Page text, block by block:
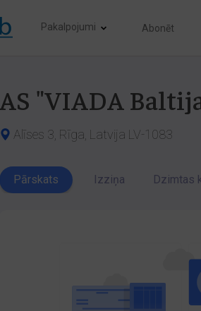
Pakalpojumi Abonēt
AS "VIADA
Alīses 3, Rīga, Latvija LV-1083
Pārskats Izziņa Dzimtas